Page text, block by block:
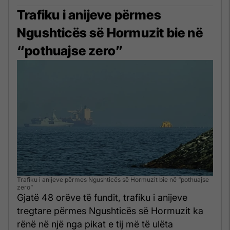
Trafiku i anijeve përmes
Ngushticës së Hormuzit bie në
“pothuajse zero”
Trafiku i anijeve përmes Ngushticës së Hormuzit bie në “pothuajse
zero”
Gjatë 48 orëve të fundit, trafiku i anijeve
tregtare përmes Ngushticës së Hormuzit ka
rënë në një nga pikat e tij më të ulëta